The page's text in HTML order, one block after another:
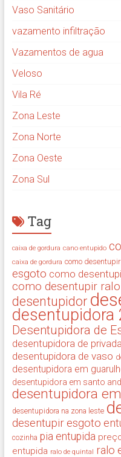
Vaso Sanitário
vazamento infiltração
Vazamentos de agua
Veloso
Vila Ré
Zona Leste
Zona Norte
Zona Oeste
Zona Sul
Tag
caixa de gordura cano entupido
caixa de gordura como
esgoto como
como desentupir ralo
desentupidor
desentupidora
Desentupidora de
desentupidora de
desentupidora de vaso
desentupidora em
desentupidora em santo
desentupidora
desentupidora na zona leste
desentupir esgoto
cozinha pia entupida
entupida ralo de quintal ralo